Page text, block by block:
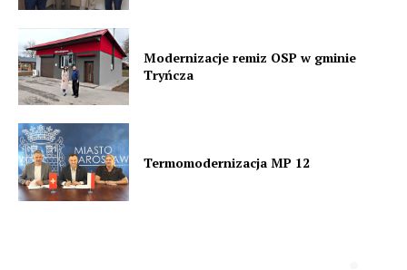
Modernizacje remiz OSP w gminie
Tryńcza
Termomodernizacja MP 12